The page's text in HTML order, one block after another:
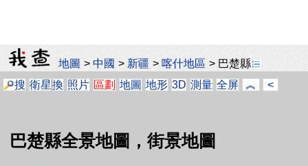
地圖 >中國 > 新疆 >喀什地區 > 巴楚縣
搜 衛星換 照片 區劃 地圖 地形 3D 測量 全屏 ︽ <
巴楚縣全景地圖，街景地圖